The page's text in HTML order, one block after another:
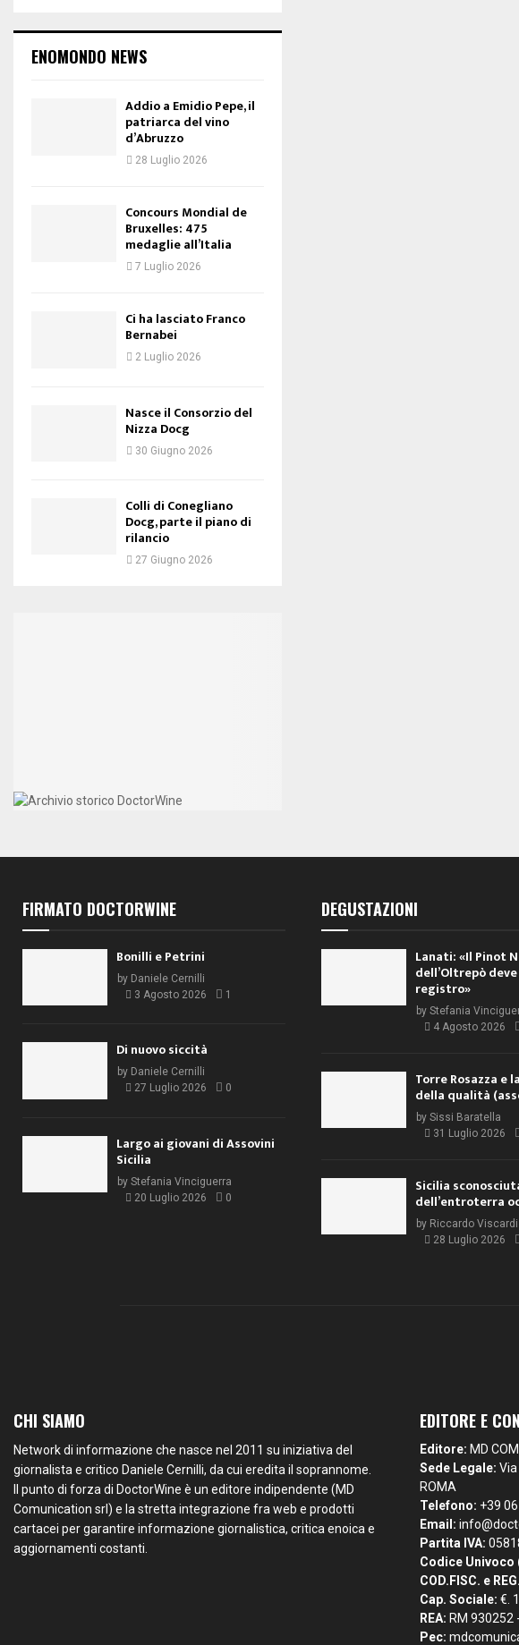
ENOMONDO NEWS
Addio a Emidio Pepe, il
patriarca del vino
d’Abruzzo
28 Luglio 2026
Concours Mondial de
Bruxelles: 475
medaglie all’Italia
7 Luglio 2026
Ci ha lasciato Franco
Bernabei
2 Luglio 2026
Nasce il Consorzio del
Nizza Docg
30 Giugno 2026
Colli di Conegliano
Docg, parte il piano di
rilancio
27 Giugno 2026
FIRMATO DOCTORWINE
Bonilli e Petrini
by Daniele Cernilli
3 Agosto 2026
1
Di nuovo siccità
by Daniele Cernilli
27 Luglio 2026
0
Largo ai giovani di Assovini
Sicilia
by Stefania Vinciguerra
20 Luglio 2026
0
DEGUSTAZIONI
Lanati: «Il Pinot
dell’Oltrepò
registro»
by Stefania
4 Agosto 2026
Torre Rosazza e
della qualità
by Sissi Baratella
31 Luglio 2026
Sicilia
dell’entroterra
by Riccardo Viscardi
28 Luglio 2026
CHI SIAMO
Network di informazione che nasce nel 2011 su iniziativa del
giornalista e critico Daniele Cernilli, da cui eredita il soprannome.
Il punto di forza di DoctorWine è un editore indipendente (MD
Comunication srl) e la stretta integrazione fra web e prodotti
cartacei per garantire informazione giornalistica, critica enoica e
aggiornamenti costanti.
EDITORE E
Editore: MD
Sede Legale:
ROMA
Telefono: +39
Email:
Partita IVA:
Codice Univoco
COD.FISC. e
Cap. Sociale: €.
REA: RM 930252 -
Pec: